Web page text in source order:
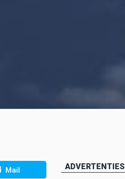
Mail ADVERTENTIES